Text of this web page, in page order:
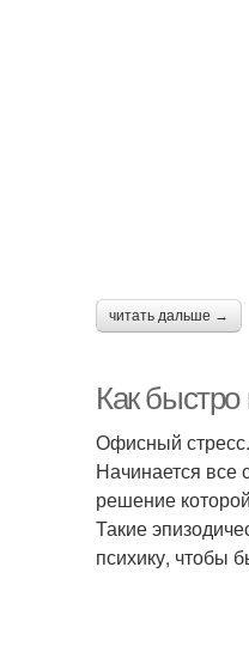
читать дальше →
Как быстро
Офисный стресс.
Начинается все
решение
Такие
психику, чтобы